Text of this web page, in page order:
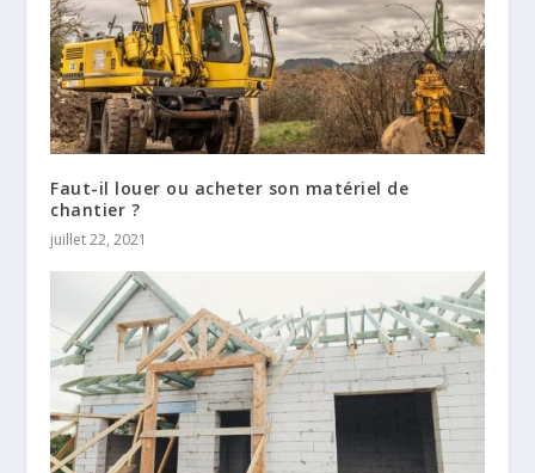
Faut-il louer ou acheter son matériel de
chantier ?
juillet 22, 2021